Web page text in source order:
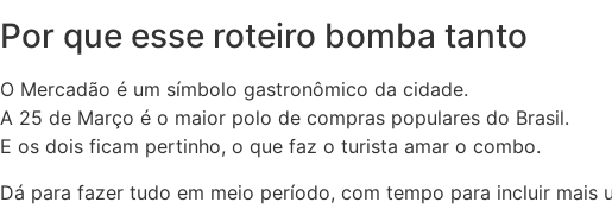
Por que esse roteiro bomba tanto
O Mercadão é um símbolo gastronômico da cidade.
A 25 de Março é o maior polo de compras populares do Brasil.
E os dois ficam pertinho, o que faz o turista amar o combo.
Dá para fazer tudo em meio período, com tempo para incluir mais